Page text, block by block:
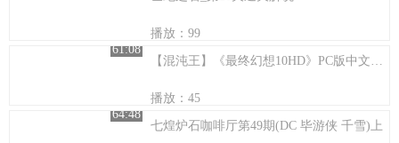
播放：99
61:08
【混沌王】《最终幻想10HD》PC版中文实况流程解说（第十三期 雷之试炼）
播放：45
64:48
七煌炉石咖啡厅第49期(DC 毕游侠 千雪)上